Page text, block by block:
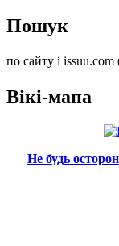
Пошук
по сайту і
Вікі-мапа
Не будь